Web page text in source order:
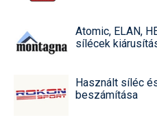
Atomic, ELAN,
sílécek
Használt síléc
beszámítása